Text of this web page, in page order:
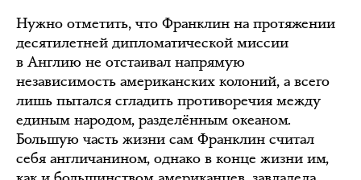
Нужно отметить, что Франклин на протяжении
десятилетней дипломатической миссии
в Англию не отстаивал напрямую
независимость американских колоний, а всего
лишь пытался сгладить противоречия между
единым народом, разделённым океаном.
Большую часть жизни сам Франклин считал
себя англичанином, однако в конце жизни им,